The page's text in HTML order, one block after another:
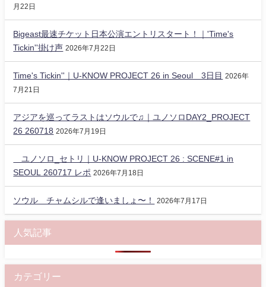
月22日
Bigeast最速チケット日本公演エントリスタート！｜'Time's
Tickin''掛け声 2026年7月22日
Time's Tickin''｜U-KNOW PROJECT 26 in Seoul 3日目
2026年
7月21日
アジアを巡ってラストはソウルで♫｜ユノソロDAY2_PROJECT
26 260718 2026年7月19日
ユノソロ_セトリ｜U-KNOW PROJECT 26 : SCENE#1 in
SEOUL 260717 レポ 2026年7月18日
ソウル チャムシルで逢いましょ〜！ 2026年7月17日
人気記事
カテゴリー